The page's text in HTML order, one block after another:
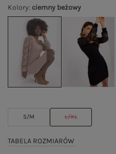
Kolory: ciemny beżowy
S/M L/XL
TABELA ROZMIARÓW